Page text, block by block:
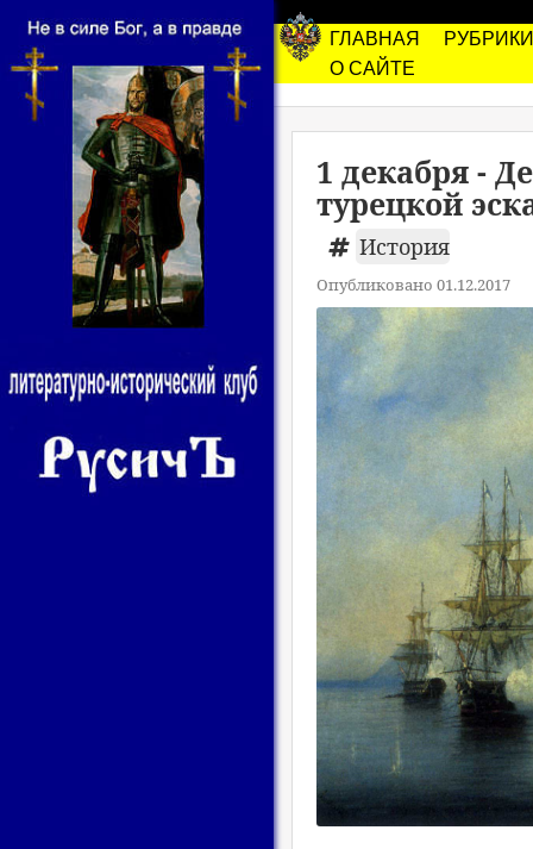
ГЛАВНАЯ
РУБРИКИ
О САЙТЕ
1 декабря -
турецкой
История
Опубликовано 01.12.2017